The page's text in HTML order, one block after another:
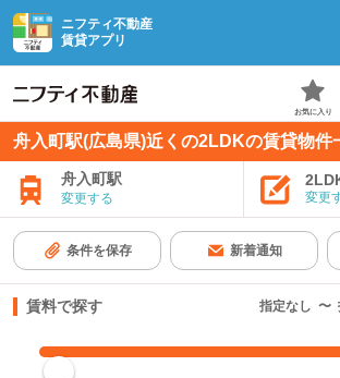
ニフティ不動産
賃貸アプリ
お気に入り
舟入町駅(広島県)近くの2LDKの賃貸物件
舟入町駅
変更する 変更
条件を保存 新着通知
賃料で探す 指定なし 〜